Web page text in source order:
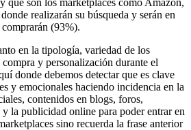
realizarán su búsqueda y serán en
(93%).
en la tipología, variedad de los
y personalización durante el
donde debemos detectar que es clave
y emocionales haciendo incidencia en la
contenidos en blogs, foros,
y la publicidad online para poder entrar en
sino recuerda la frase anterior